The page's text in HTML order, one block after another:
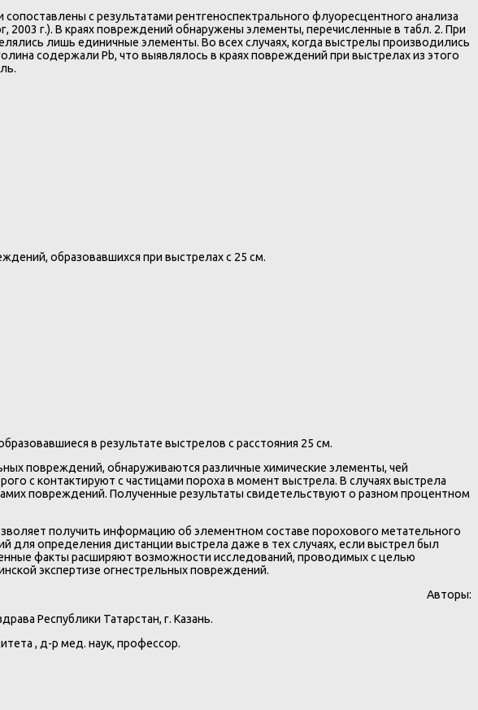
с результатами рентгеноспектрального флуоресцентного анализа
г.). В краях повреждений обнаружены элементы, перечисленные в табл. 2. При
лишь единичные элементы. Во всех случаях, когда выстрелы производились
содержали Pb, что выявлялось в краях повреждений при выстрелах из этого
образовавшихся при выстрелах с 25 см.
в результате выстрелов с расстояния 25 см.
повреждений, обнаруживаются различные химические элементы, чей
с контактируют с частицами пороха в момент выстрела. В случаях выстрела
повреждений. Полученные результаты свидетельствуют о разном процентном
получить информацию об элементном составе порохового метательного
для определения дистанции выстрела даже в тех случаях, если выстрел был
факты расширяют возможности исследований, проводимых с целью
экспертизе огнестрельных повреждений.
Авторы:
Республики Татарстан, г. Казань.
, д-р мед. наук, профессор.